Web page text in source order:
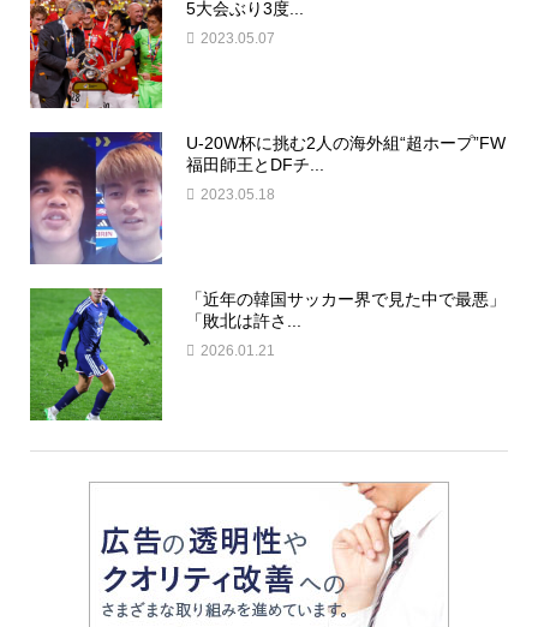
5大会ぶり3度...
2023.05.07
U-20W杯に挑む2人の海外組“超ホープ”FW
福田師王とDFチ...
2023.05.18
「近年の韓国サッカー界で見た中で最悪」
「敗北は許さ...
2026.01.21